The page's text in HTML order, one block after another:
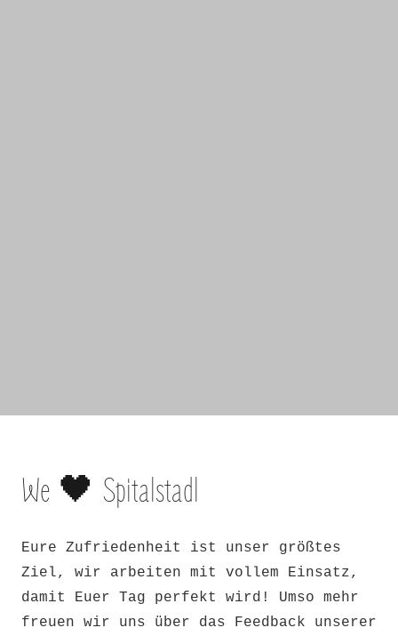
We 🖤 Spitalstadl
Eure Zufriedenheit ist unser größtes
Ziel, wir arbeiten mit vollem Einsatz,
damit Euer Tag perfekt wird! Umso mehr
freuen wir uns über das Feedback unserer